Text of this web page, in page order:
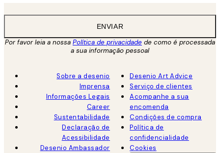
ENVIAR
Por favor leia a nossa Política de privacidade de como é processada
a sua informação pessoal
Sobre a desenio
Imprensa
Informações Legais
Career
Sustentabilidade
Declaração de
Acessibilidade
Desenio Ambassador
Desenio Art Advice
Serviço de clientes
Acompanhe a sua
encomenda
Condições de compra
Política de
confidencialidade
Cookies